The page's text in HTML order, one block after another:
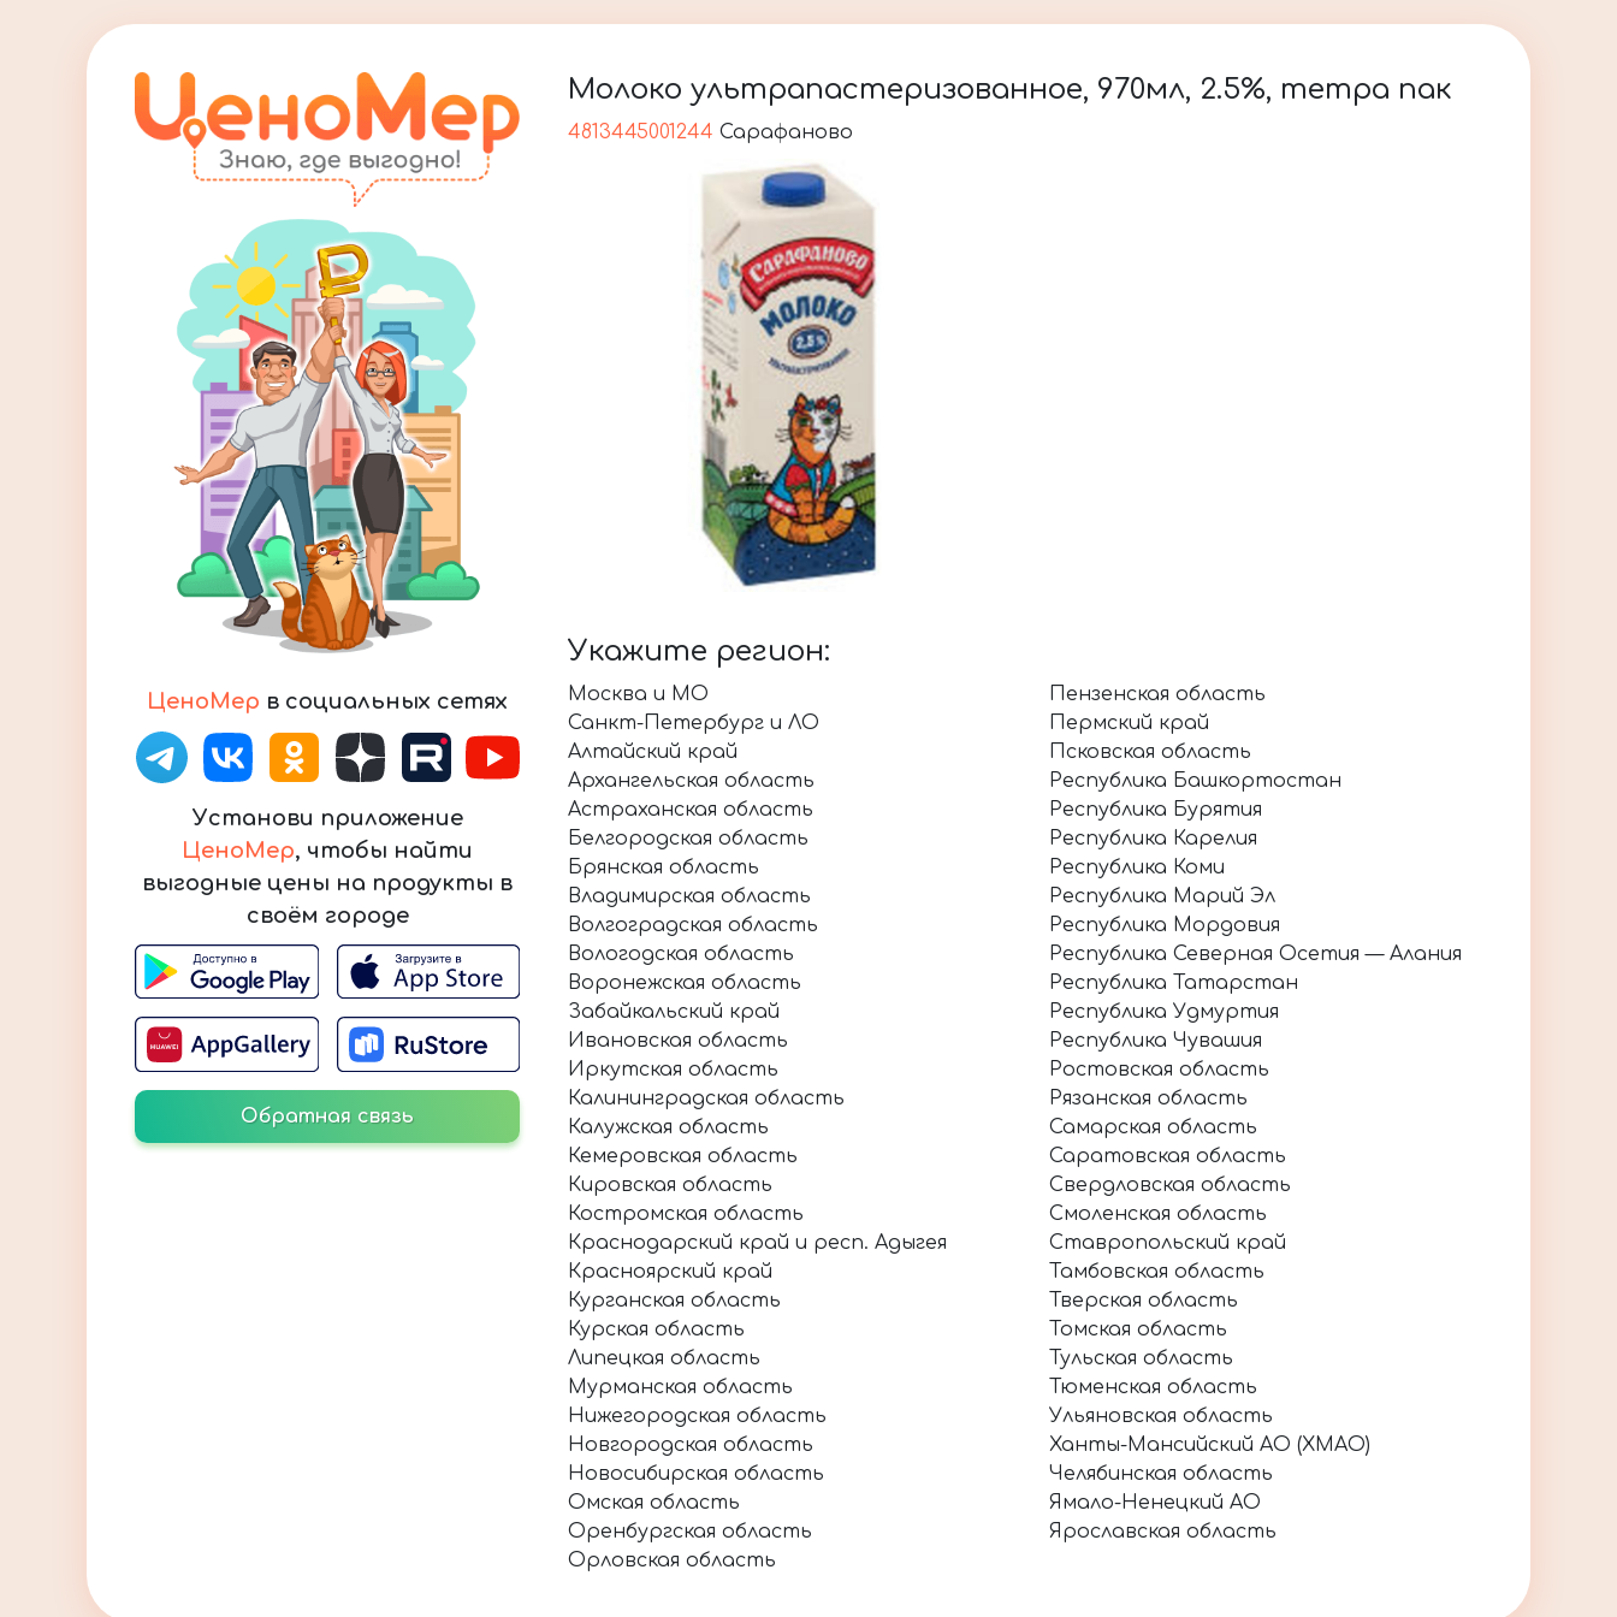
ЦеноМер в социальных сетях
Установи приложение
ЦеноМер, чтобы найти
выгодные цены на продукты в
своём городе
Обратная связь
Молоко ультрапастеризованное, 970мл, 2.5%, тетра пак
4813445001244 Сарафаново
Укажите регион:
Москва и МО
Санкт-Петербург и ЛО
Алтайский край
Архангельская область
Астраханская область
Белгородская область
Брянская область
Владимирская область
Волгоградская область
Вологодская область
Воронежская область
Забайкальский край
Ивановская область
Иркутская область
Калининградская область
Калужская область
Кемеровская область
Кировская область
Костромская область
Краснодарский край и респ. Адыгея
Красноярский край
Курганская область
Курская область
Липецкая область
Мурманская область
Нижегородская область
Новгородская область
Новосибирская область
Омская область
Оренбургская область
Орловская область
Пензенская область
Пермский край
Псковская область
Республика Башкортостан
Республика Бурятия
Республика Карелия
Республика Коми
Республика Марий Эл
Республика Мордовия
Республика Северная Осетия — Алания
Республика Татарстан
Республика Удмуртия
Республика Чувашия
Ростовская область
Рязанская область
Самарская область
Саратовская область
Свердловская область
Смоленская область
Ставропольский край
Тамбовская область
Тверская область
Томская область
Тульская область
Тюменская область
Ульяновская область
Ханты-Мансийский АО (ХМАО)
Челябинская область
Ямало-Ненецкий АО
Ярославская область